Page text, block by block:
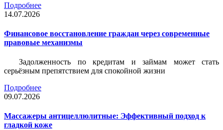
Подробнее
14.07.2026
Финансовое восстановление граждан через современные
правовые механизмы
Задолженность по кредитам и займам может стать
серьёзным препятствием для спокойной жизни
Подробнее
09.07.2026
Массажеры антицеллюлитные: Эффективный подход к
гладкой коже